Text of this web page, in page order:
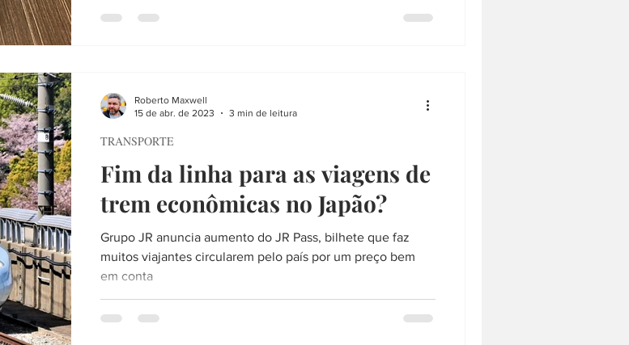
Fim da linha para as viagens de
trem econômicas no Japão?
Grupo JR anuncia aumento do JR Pass, bilhete que faz
muitos viajantes circularem pelo país por um preço bem
em conta
TRANSPORTE
Roberto Maxwell
15 de abr. de 2023
3 min de leitura